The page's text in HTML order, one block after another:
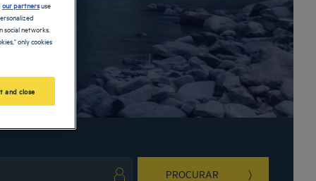
PROCURAR
our partnersuse
networks.
only cookies
and close